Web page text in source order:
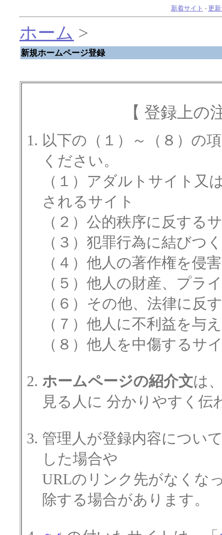
新着サイト - 更
ホーム >
新規ホームページ登録
【 登録上の
以下の（１）～（８）の
ください。
（１）アダルトサイト又
されるサイト
（２）公的秩序に反する
（３）犯罪行為に結びつ
（４）他人の著作権を侵
（５）他人の財産、プラ
（６）その他、法律に反
（７）他人に不利益を与
（８）他人を中傷するサ
ホームページの紹介文は
見る人に 分かりやすく
管理人が登録内容につい
した場合や
URLのリンク先がなくな
除する場合があります。